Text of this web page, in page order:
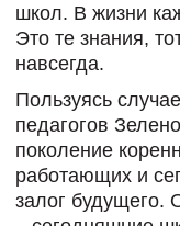
школ. В жизни
Это те знания,
навсегда.
Пользуясь
педагогов
поколение
работающих и
залог будущего.